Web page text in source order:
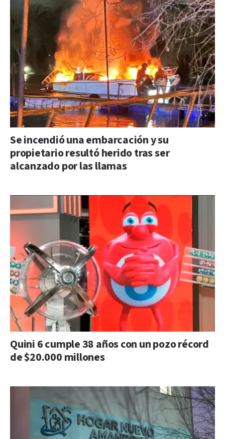
Se incendió una embarcación y su
propietario resultó herido tras ser
alcanzado por las llamas
Quini 6 cumple 38 años con un pozo récord
de $20.000 millones